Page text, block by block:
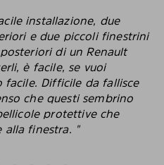
installazione, due
e due piccoli finestrini
di un Renault
è facile, se vuoi
Difficile da fallisce
che questi sembrino
protettive che
finestra. "